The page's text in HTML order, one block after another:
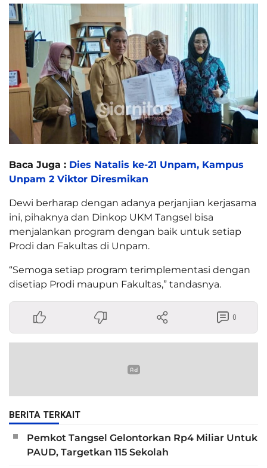
Baca Juga : Dies Natalis ke-21 Unpam, Kampus
Unpam 2 Viktor Diresmikan
Dewi berharap dengan adanya perjanjian kerjasama
ini, pihaknya dan Dinkop UKM Tangsel bisa
menjalankan program dengan baik untuk setiap
Prodi dan Fakultas di Unpam.
“Semoga setiap program terimplementasi dengan
disetiap Prodi maupun Fakultas,” tandasnya.
0
BERITA TERKAIT
Pemkot Tangsel Gelontorkan Rp4 Miliar Untuk
PAUD, Targetkan 115 Sekolah